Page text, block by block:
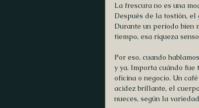
La frescura no es una
Después de la tostión, el
Durante un periodo bien
tiempo, esa riqueza
Por eso, cuando
y ya. Importa cuándo fue
oficina o negocio. Un
acidez brillante, el
nueces, según la